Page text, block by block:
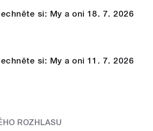
si: My a oni 18. 7. 2026
si: My a oni 11. 7. 2026
ROZHLASU